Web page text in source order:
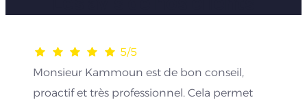
5/5
Monsieur Kammoun est de bon conseil,
proactif et très professionnel. Cela permet